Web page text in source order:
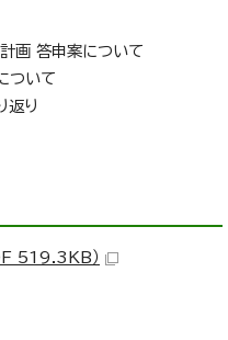
画 答申案について
ついて
返り
519.3KB）